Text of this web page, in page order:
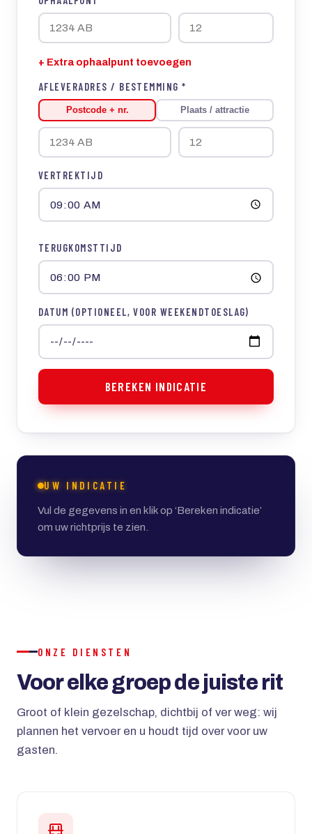
+ Extra ophaalpunt toevoegen
AFLEVERADRES / BESTEMMING *
Postcode + nr. Plaats / attractie
VERTREKTIJD
TERUGKOMSTTIJD
DATUM (OPTIONEEL, VOOR WEEKENDTOESLAG)
BEREKEN INDICATIE
UW INDICATIE
Vul de gegevens in en klik op ‘Bereken indicatie’
om uw richtprijs te zien.
ONZE DIENSTEN
Voor elke groep de juiste rit
Groot of klein gezelschap, dichtbij of ver weg: wij
plannen het vervoer en u houdt tijd over voor uw
gasten.